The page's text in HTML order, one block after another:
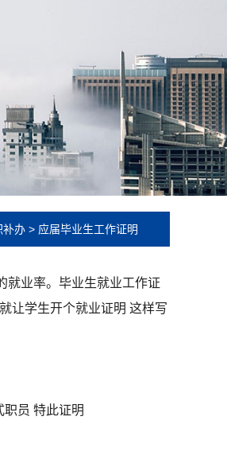
补办 > 应届毕业生工作证明
就业率。毕业生就业工作证
让学生开个就业证明 这样写
员 特此证明